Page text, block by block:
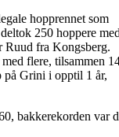
hopprennet som
250 hoppere
Ruud fra Kongsberg.
flere, tilsammen
på Grini i opptil 1 år,
bakkerekorden var